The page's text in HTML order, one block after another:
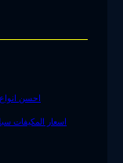
احسن
اسعار المكيفات